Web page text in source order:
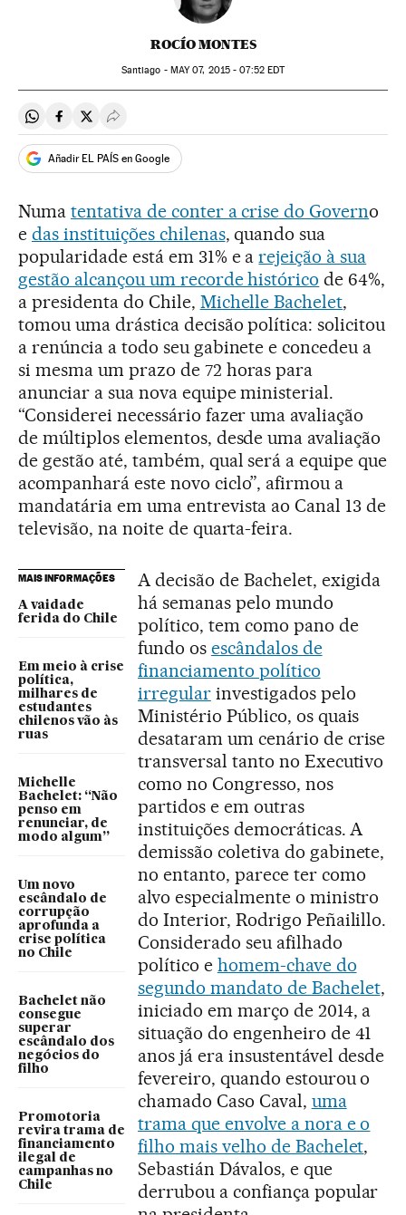
ROCÍO MONTES
Santiago - MAY07, 2015 - 07:52EDT
Compartir en Whatsapp
Compartir en Facebook
Compartir en Twitter
Desplegar Redes Sociales
Añadir EL PAÍS en Google
Numa tentativa de conter a crise do Governo
e das instituições chilenas, quando sua
popularidade está em 31% e arejeição à sua
gestão alcançou um recorde histórico de 64%,
a presidenta do Chile, Michelle Bachelet,
tomou uma drástica decisão política: solicitou
a renúncia a todo seu gabinete e concedeu a
si mesma um prazo de 72 horas para
anunciar a sua nova equipe ministerial.
“Considerei necessário fazer uma avaliação
de múltiplos elementos, desde uma avaliação
de gestão até, também, qual será a equipe que
acompanhará este novo ciclo”, afirmou a
mandatária em uma entrevista ao Canal 13 de
televisão, na noite de quarta-feira.
MAIS INFORMAÇÕES
A vaidade
ferida do Chile
Em meio à crise
política,
milhares de
estudantes
chilenos vão às
ruas
Michelle
Bachelet: “Não
penso em
renunciar, de
modo algum”
Um novo
escândalo de
corrupção
aprofunda a
crise política
no Chile
Bachelet não
consegue
superar
escândalo dos
negócios do
filho
Promotoria
revira trama de
financiamento
ilegal de
campanhas no
Chile
A decisão de Bachelet, exigida
há semanas pelo mundo
político, tem como pano de
fundo os escândalos de
financiamento político
irregularinvestigados pelo
Ministério Público, os quais
desataram um cenário de crise
transversal tanto no Executivo
como no Congresso, nos
partidos e em outras
instituições democráticas. A
demissão coletiva do gabinete,
no entanto, parece ter como
alvo especialmente o ministro
do Interior, Rodrigo Peñailillo.
Considerado seu afilhado
político e homem-chave do
segundo mandato de Bachelet,
iniciado em março de 2014, a
situação do engenheiro de 41
anos já era insustentável desde
fevereiro, quando estourou o
chamado Caso Caval, uma
trama que envolve a nora e o
filho mais velho de Bachelet,
Sebastián Dávalos, e que
derrubou a confiança popular